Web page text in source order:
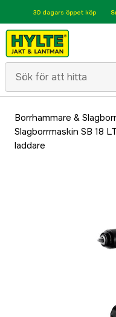
30 dagars öppet köp
Borrhammare &
Slagborrmaskin SB 18
laddare